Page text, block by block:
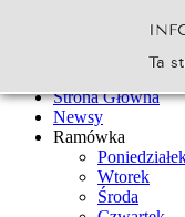
Strona Główna
Newsy
Ramówka
Wtorek
Środa
Ta